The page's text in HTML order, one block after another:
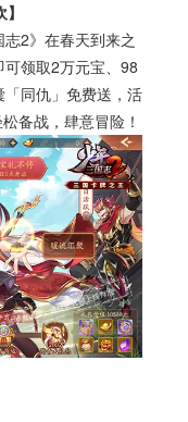
志2》在春天到来之
领取2万元宝、 98
同仇」免费送，活
备战，肆意冒险！